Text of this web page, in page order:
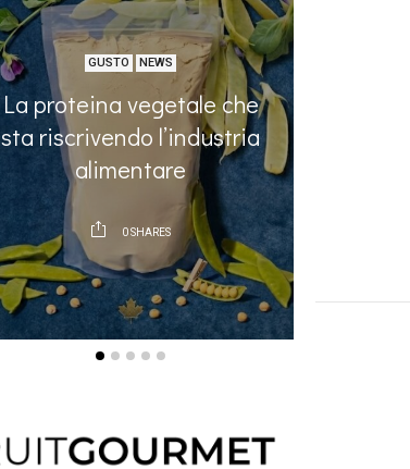
GUSTO NEWS
La proteina vegetale che
sta riscrivendo l’industria
alimentare
0SHARES